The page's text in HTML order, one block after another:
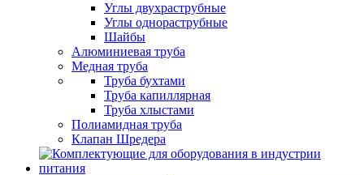
Углы двухраструбные
Углы однораструбные
Шайбы
Алюминиевая труба
Медная труба
Труба бухтами
Труба капиллярная
Труба хлыстами
Полиамидная труба
Клапан Шредера